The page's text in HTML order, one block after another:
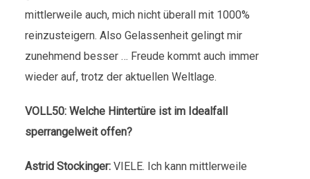
mittlerweile auch, mich nicht überall mit 1000%
reinzusteigern. Also Gelassenheit gelingt mir
zunehmend besser … Freude kommt auch immer
wieder auf, trotz der aktuellen Weltlage.
VOLL50: Welche Hintertüre ist im Idealfall
sperrangelweit offen?
Astrid Stockinger:VIELE. Ich kann mittlerweile